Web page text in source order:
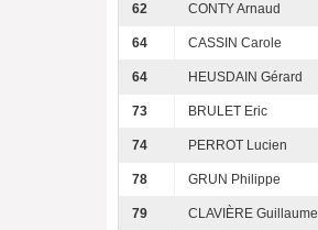
62 CONTY Arnaud
64 CASSIN Carole
64 HEUSDAIN Gérard
73 BRULET Eric
74 PERROT Lucien
78 GRUN Philippe
79 CLAVIÈRE Guillaume